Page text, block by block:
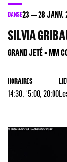
DANSE23 28JANV.
SILVIA
GRAND JETÉ • MM
HORAIRES
14:30, 15:00, 20:00